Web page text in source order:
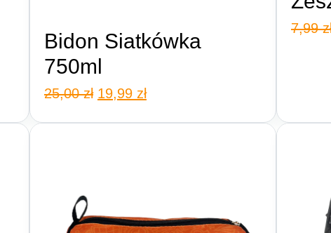
Bidon Siatkówka
750ml
25,00zł Original
was:
19,99 złCurrent
is:
7,99